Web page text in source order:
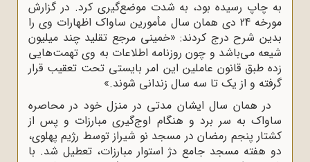
به چاپ رسیده بود، به شدت موضع‌گیری کرد. در گزارش
مورخه 24 دی همان سال مأمورین ساواک اظهارات وی را
بدین شرح درج کردند: «خمینی مرجع تقلید چند میلیون
شیعه می‌باشد و چون روزنامه اطلاعات به وی تهمت‌هایی
زده طبق قانون عاملین این امر بایستی تحت تعقیب قرار
گرفته و از یک تا سه سال زندانی شوند.»
در همان سال ایشان مدتی در منزل خود در محاصره
ساواک به سر برد و هنگام اوج‌گیری مبارزات و پس از
کشتار پنجم رمضان در مسجد نو شیراز توسط رژیم پهلوی،
دو هفته مسجد جامع دژ استوار مبارزات، تعطیل شد. با